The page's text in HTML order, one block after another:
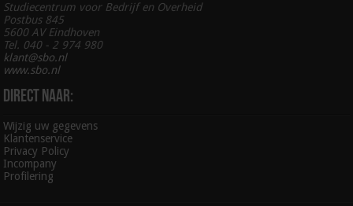
Studiecentrum voor Bedrijf en Overheid
Postbus 845
5600 AV Eindhoven
Tel. 040 - 2 974 980
klant@sbo.nl
www.sbo.nl
Direct naar:
Wijzig uw gegevens
Klantenservice
Privacy Policy
Incompany
Profilering